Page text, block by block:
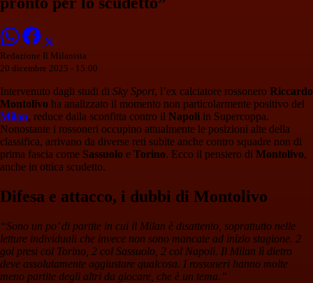
Redazione Il Milanista
20 dicembre 2025 - 15:00
Intervenuto dagli studi di Sky Sport, l’ex calciatore rossonero Riccardo
Montolivo ha analizzato il momento non particolarmente positivo del
Milan, reduce dalla sconfitta contro il Napoli in Supercoppa.
Nonostante i rossoneri occupino attualmente le posizioni alte della
classifica, arrivano da diverse reti subite anche contro squadre non di
prima fascia come Sassuolo e Torino. Ecco il pensiero di Montolivo,
anche in ottica scudetto.
Difesa e attacco, i dubbi di Montolivo
“Sono un po’ di partite in cui il Milan è disattento, soprattutto nelle
letture individuali che invece non sono mancate ad inizio stagione. 2
gol presi col Torino, 2 col Sassuolo, 2 col Napoli. Il Milan lì dietro
deve assolutamente aggiustare qualcosa. I rossoneri hanno molte
meno partite degli altri da giocare, che è un tema.”